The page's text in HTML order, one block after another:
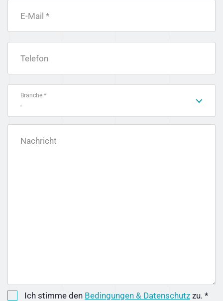
E-Mail *
Telefon
Branche *
-
Nachricht
Ich stimme den Bedingungen & Datenschutz zu. *